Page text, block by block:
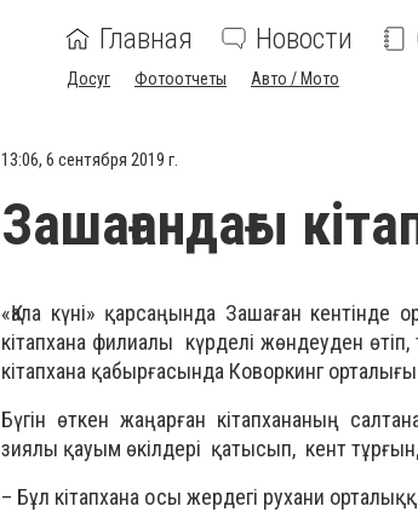
Главная Новости
Досуг Фотоотчеты Авто / Мото
13:06, 6 сентября 2019 г.
Зашағандағы
«Қала күні» қарсаңында Зашаған
кітапхана филиалы күрделі жөндеуден
кітапхана қабырғасында Коворкинг
Бүгін өткен жаңарған кітапхананың
зиялы қауым өкілдері қатысып, кент
– Бұл кітапхана осы жердегі рухани